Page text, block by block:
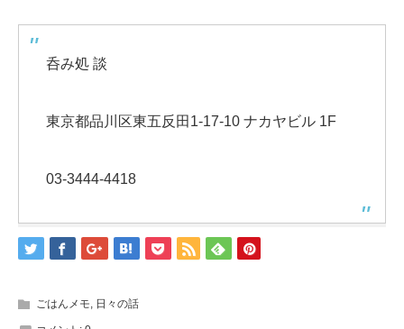
呑み処 談
東京都品川区東五反田1-17-10 ナカヤビル 1F
03-3444-4418
ごはんメモ, 日々の話